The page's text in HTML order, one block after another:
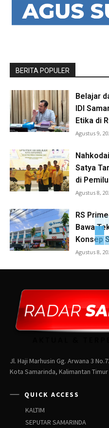
BERITA POPULER
Belajar
IDI
Etika di
Agustus 9,
Satya
di
Agustus 8,
RS
Bawa
Konsep
Agustus 8,
Jl. Haji Marhusin Gg. Arwana 3
Kota Samarinda, Kalimantan Timur
QUICK ACCESS
KALTIM
SEPUTAR SAMARINDA